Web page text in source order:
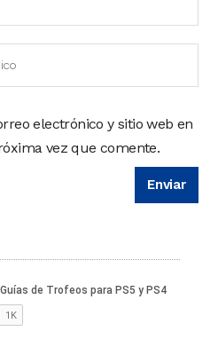
electrónico y sitio web en
vez que comente.